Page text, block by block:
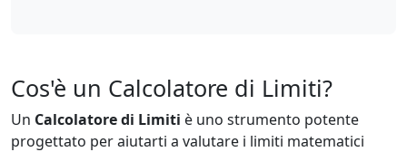
Cos'è un Calcolatore di Limiti?
Un Calcolatore di Limiti è uno strumento potente
progettato per aiutarti a valutare i limiti matematici